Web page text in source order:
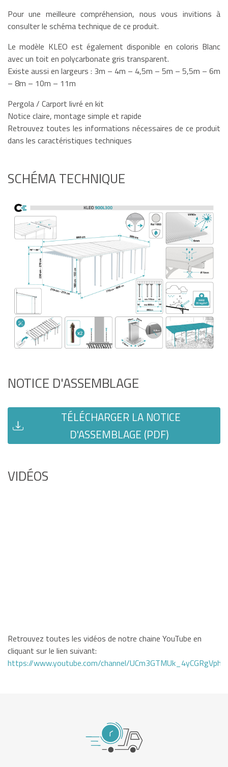
Pour une meilleure compréhension, nous vous invitions à
consulter le schéma technique de ce produit.
Le modèle KLEO est également disponible en coloris Blanc
avec un toit en polycarbonate gris transparent.
Existe aussi en largeurs : 3m – 4m – 4,5m – 5m – 5,5m – 6m
– 8m – 10m – 11m
Pergola / Carport livré en kit
Notice claire, montage simple et rapide
Retrouvez toutes les informations nécessaires de ce produit
dans les caractéristiques techniques
SCHÉMA TECHNIQUE
NOTICE D'ASSEMBLAGE
TÉLÉCHARGER LA NOTICE
D'ASSEMBLAGE (PDF)
VIDÉOS
Retrouvez toutes les vidéos de notre chaine YouTube en
cliquant sur le lien suivant:
https://www.youtube.com/channel/